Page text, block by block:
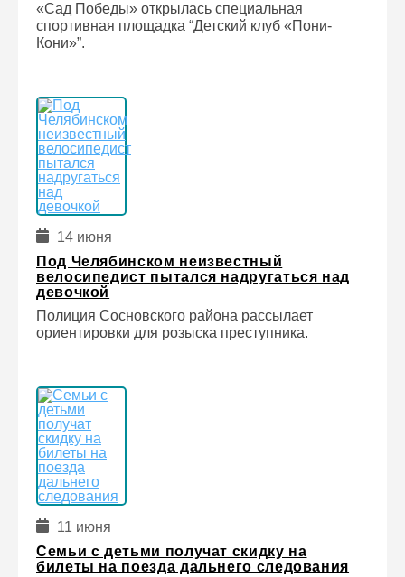
«Сад Победы» открылась специальная
спортивная площадка “Детский клуб «Пони-
Кони»”.
14 июня
Под Челябинском неизвестный
велосипедист пытался надругаться над
девочкой
Полиция Сосновского района рассылает
ориентировки для розыска преступника.
11 июня
Семьи с детьми получат скидку на
билеты на поезда дальнего следования